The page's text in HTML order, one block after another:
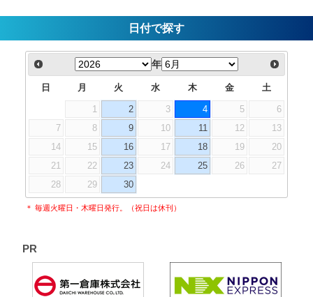
日付で探す
年
日 月 火 水 木 金 土
1 2 3 4 5
6
7
8 9 10 11 12
13
14
15 16 17 18 19
20
21
22 23 24 25 26
27
28
29 30
＊ 毎週火曜日・木曜日発行。（祝日は休刊）